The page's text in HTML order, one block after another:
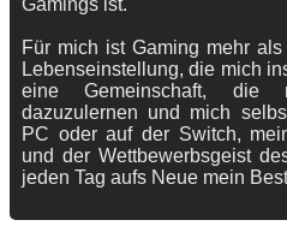
Gamings ist.
Für mich ist Gaming mehr
Lebenseinstellung, die mich
eine Gemeinschaft, die
dazuzulernen und mich
PC oder auf der Switch,
und der Wettbewerbsgeist
jeden Tag aufs Neue mein